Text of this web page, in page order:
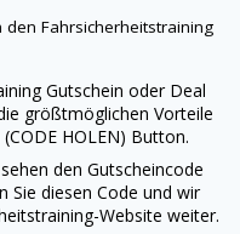
Fahrsicherheitstraining
Gutschein oder Deal
größtmöglichen Vorteile
HOLEN) Button.
den Gutscheincode
Sie diesen Code und wir
Website weiter.